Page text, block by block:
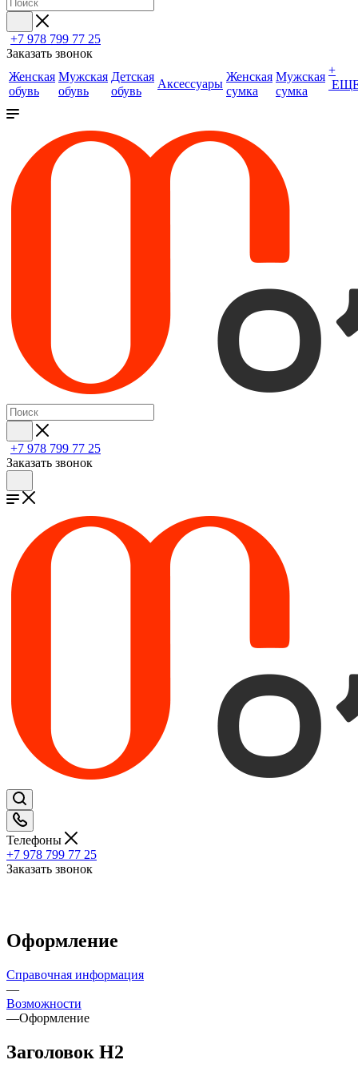
+7 978 799 77 25
Заказать звонок
Женская
обувь
Мужская
обувь
Детская
обувь
Аксессуары
Женская
сумка
Мужская
сумка
+
+7 978 799 77 25
Заказать звонок
Телефоны
+7 978 799 77 25
Заказать звонок
Оформление
Справочная информация
—
Возможности
—Оформление
Заголовок H2